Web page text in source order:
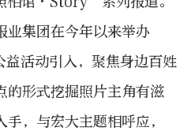
业集团在今年以来举办
活动引入，聚焦身边百姓
的形式挖掘照片主角有滋
，与宏大主题相呼应，